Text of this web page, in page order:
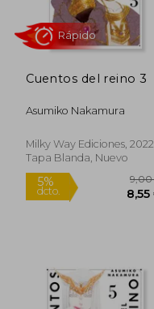
5%
dcto.
Cuentos del reino 3
Asumiko Nakamura
Milky Way Ediciones, 2022,
Tapa Blanda, Nuevo